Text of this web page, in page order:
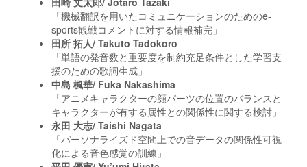
「機械翻訳を用いたコミュニケーションのためのe-
sports観戦コメントに対する情報補完」
田所 拓人/ Takuto Tadokoro
「単語の発音数と重要度を制約充足条件とした学習支
援のための歌詞生成」
中島 楓華/ Fuka Nakashima
「アニメキャラクターの顔パーツの位置のバランスと
キャラクターが有する属性との関係性に関する検討」
永田 大志/ Taishi Nagata
「パーソナライズド空間上での音データの関係性可視
化による音色感覚の訓練」